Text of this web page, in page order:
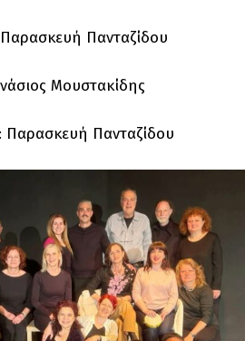
Πανταζίδου
Μουστακίδης
Παρασκευή Πανταζίδου